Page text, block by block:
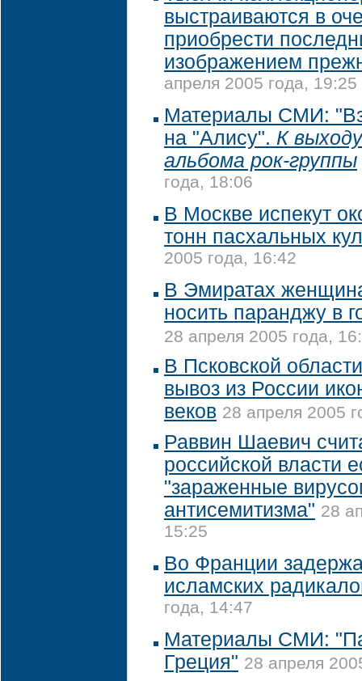
выстраиваются в
приобрести
изображением
апреля 2005 года, 19:25
Материалы СМИ:
на "Алису". К
альбома рок-группы
года, 18:06
В Москве испекут
тонн пасхальных
2005 года, 16:42
В Эмиратах
носить паранджу в
28 апреля 2005 года,
В Псковской
вывоз из России
веков 28 апреля 2005
Раввин Шаевич
российской власти
"зараженные
антисемитизма" 28
15:25
Во Франции
исламских
года, 14:47
Материалы СМИ:
Греция" 28 апреля